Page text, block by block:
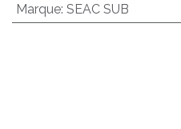
Marque: SEAC SUB